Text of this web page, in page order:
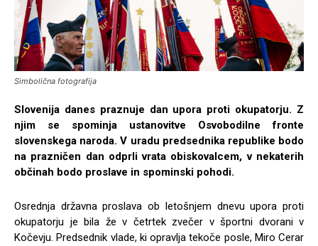
Simbolična fotografija
Slovenija danes praznuje dan upora proti okupatorju. Z
njim se spominja ustanovitve Osvobodilne fronte
slovenskega naroda. V uradu predsednika republike bodo
na prazničen dan odprli vrata obiskovalcem, v nekaterih
občinah bodo proslave in spominski pohodi.
Osrednja državna proslava ob letošnjem dnevu upora proti
okupatorju je bila že v četrtek zvečer v športni dvorani v
Kočevju. Predsednik vlade, ki opravlja tekoče posle, Miro Cerar